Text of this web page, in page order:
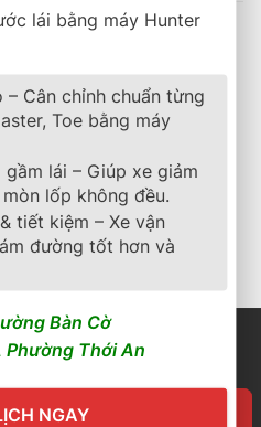
tương tự
Lốp Bridgestone 235/80R16 Dueler 689
LỐP XE BRIDGESTONE
3.200.000₫
Cần nhận báo giá mới
nhất? Nhấn vào đây để
lái bằng máy Hunter
Cân chỉnh chuẩn từng
Toe bằng máy
lái – Giúp xe giảm
lốp không đều.
tiết kiệm – Xe vận
đường tốt hơn và
Bàn Cờ
Phường Thới An
NGAY